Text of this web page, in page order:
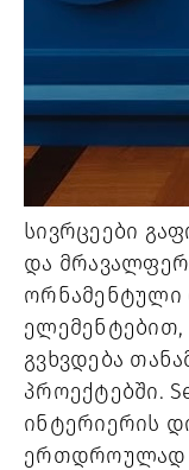
სივრცეები
და
ორნამენტული
გვხვდება
პროექტებში.
ინტერიერის
ერთდროულად